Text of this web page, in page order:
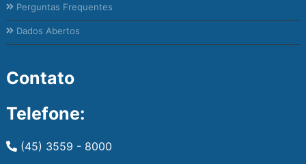
Perguntas Frequentes
Dados Abertos
Contato
Telefone:
(45) 3559 - 8000